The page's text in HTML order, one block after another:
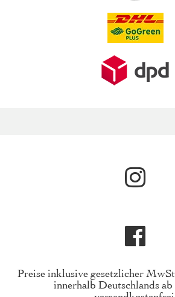
Preise inklusive gesetzlicher
innerhalb Deutschlands